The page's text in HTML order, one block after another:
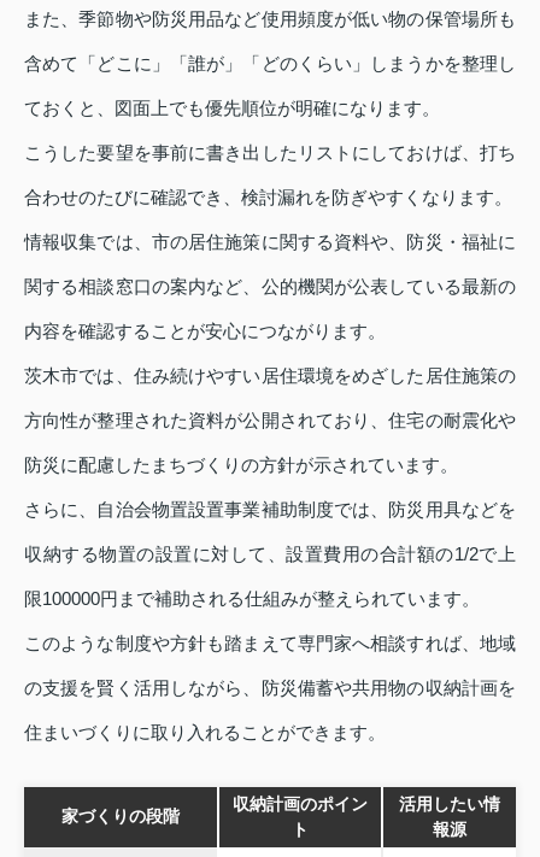
また、季節物や防災用品など使用頻度が低い物の保管場所も
含めて「どこに」「誰が」「どのくらい」しまうかを整理し
ておくと、図面上でも優先順位が明確になります。
こうした要望を事前に書き出したリストにしておけば、打ち
合わせのたびに確認でき、検討漏れを防ぎやすくなります。
情報収集では、市の居住施策に関する資料や、防災・福祉に
関する相談窓口の案内など、公的機関が公表している最新の
内容を確認することが安心につながります。
茨木市では、住み続けやすい居住環境をめざした居住施策の
方向性が整理された資料が公開されており、住宅の耐震化や
防災に配慮したまちづくりの方針が示されています。
さらに、自治会物置設置事業補助制度では、防災用具などを
収納する物置の設置に対して、設置費用の合計額の1/2で上
限100000円まで補助される仕組みが整えられています。
このような制度や方針も踏まえて専門家へ相談すれば、地域
の支援を賢く活用しながら、防災備蓄や共用物の収納計画を
住まいづくりに取り入れることができます。
家づくりの段階
収納計画のポイン
ト
活用したい情
報源